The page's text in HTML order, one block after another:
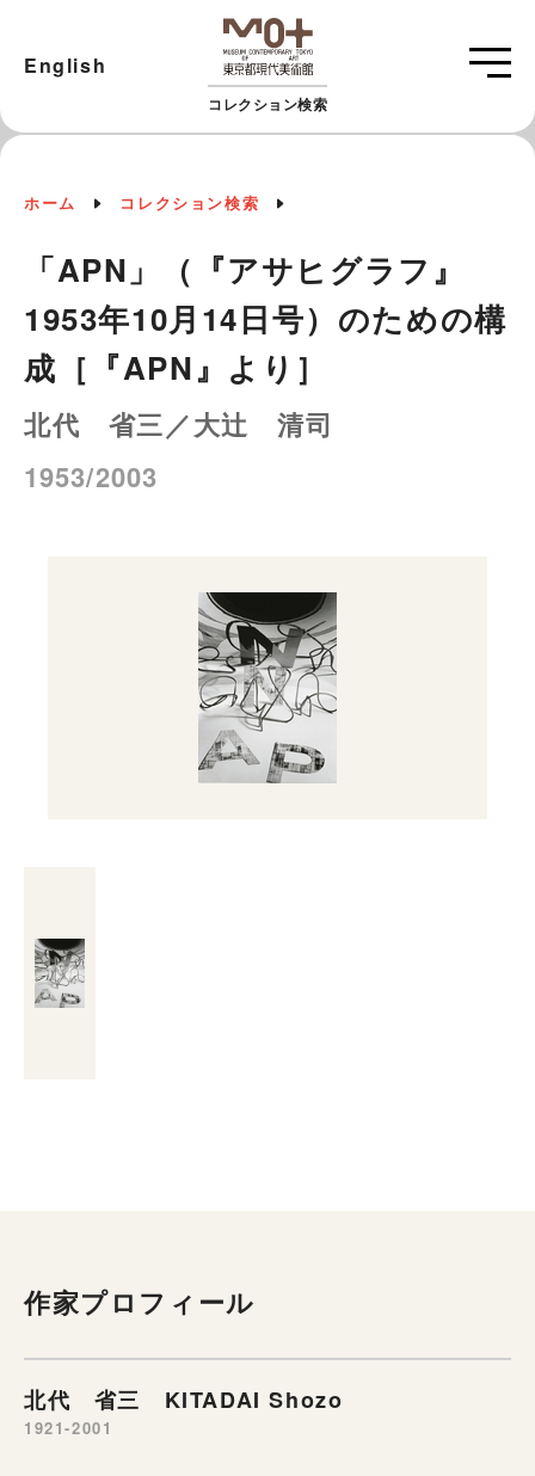
コレクション検索
English
ホーム コレクション検索
「APN」（『アサヒグラフ』
1953年10月14日号）のための構
成［『APN』より］
北代 省三／大辻 清司
1953/2003
作家プロフィール
北代 省三 KITADAI Shozo
1921-2001